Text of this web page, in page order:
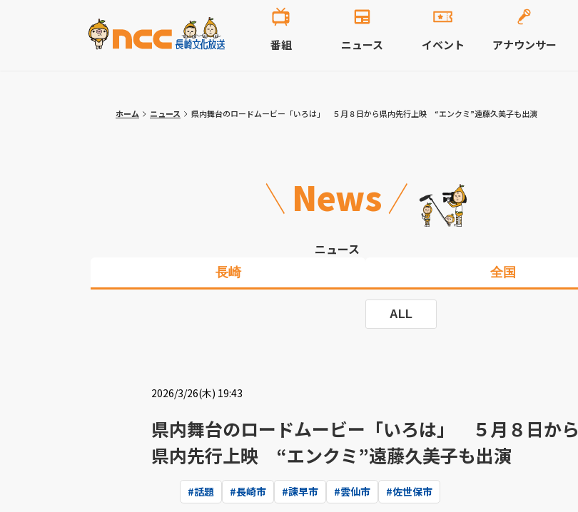
番組 ニュース イベント アナウンサー
ホーム ニュース 県内舞台のロードムービー「いろは」 ５月８日から県内先行上映 “エンクミ”遠藤久美子も出演
News
ニュース
長崎 全国
ALL
2026/3/26(木) 19:43
県内舞台のロードムービー「いろは」 ５月８日から
県内先行上映 “エンクミ”遠藤久美子も出演
#話題 #長崎市 #諫早市 #雲仙市 #佐世保市